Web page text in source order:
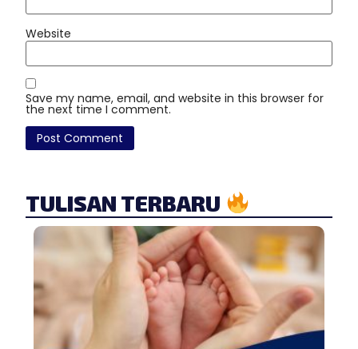
Website
Save my name, email, and website in this browser for
the next time I comment.
TULISAN TERBARU